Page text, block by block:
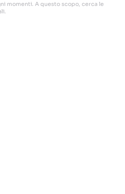
momenti. A questo scopo, cerca le